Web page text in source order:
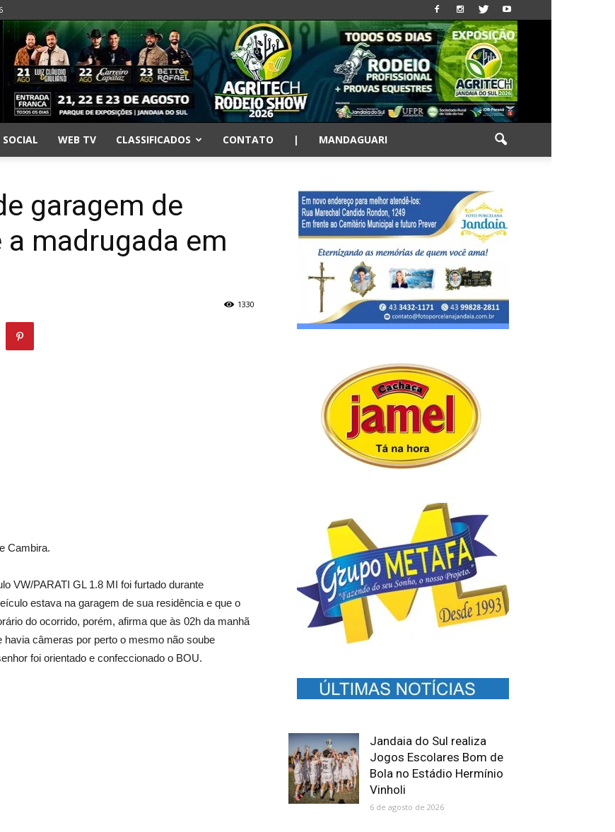
SOCIAL WEB TV CLASSIFICADOS CONTATO | MANDAGUARI
garagem de
madrugada em
1330
Cambira.
VW/PARATI GL 1.8 MI foi furtado durante
estava na garagem de sua residência e que o
do ocorrido, porém, afirma que às 02h da manhã
câmeras por perto o mesmo não soube
foi orientado e confeccionado o BOU.
Jandaia do Sul realiza
Jogos Escolares Bom de
Bola no Estádio Hermínio
Vinholi
6 de agosto de 2026